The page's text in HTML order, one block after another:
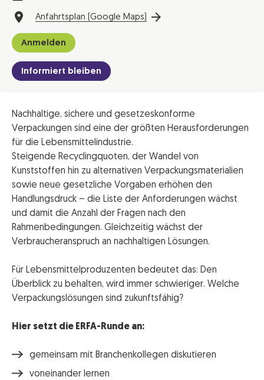
Anfahrtsplan (Google Maps)
Anmelden
Informiert bleiben
Nachhaltige, sichere und gesetzeskonforme
Verpackungen sind eine der größten Herausforderungen
für die Lebensmittelindustrie.
Steigende Recyclingquoten, der Wandel von
Kunststoffen hin zu alternativen Verpackungsmaterialien
sowie neue gesetzliche Vorgaben erhöhen den
Handlungsdruck – die Liste der Anforderungen wächst
und damit die Anzahl der Fragen nach den
Rahmenbedingungen. Gleichzeitig wächst der
Verbraucheranspruch an nachhaltigen Lösungen.
Für Lebensmittelproduzenten bedeutet das: Den
Überblick zu behalten, wird immer schwieriger. Welche
Verpackungslösungen sind zukunftsfähig?
Hier setzt die ERFA-Runde an:
gemeinsam mit Branchenkollegen diskutieren
voneinander lernen